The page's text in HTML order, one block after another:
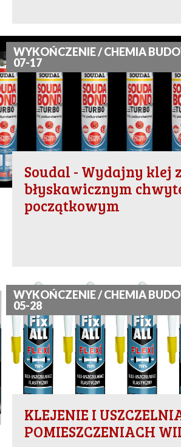
WYKOŃCZENIE / CHEMIA
07-17
Soudal - Wydajny klej z
błyskawicznym
początkowym
WYKOŃCZENIE / CHEMIA
05-28
KLEJENIE I
POMIESZCZENIACH